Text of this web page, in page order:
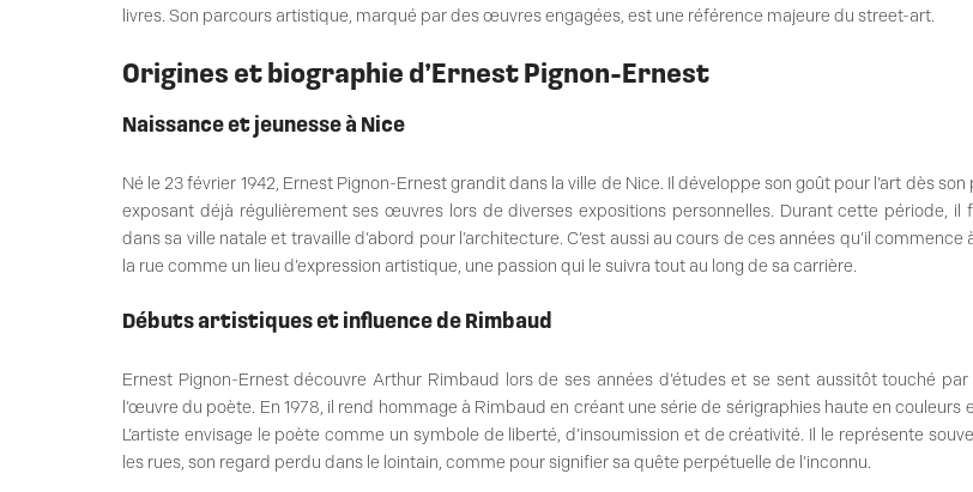
livres. Son parcours artistique, marqué par des œuvres engagées, est une référence majeure du street-art.
Origines et biographie d’Ernest Pignon-Ernest
Naissance et jeunesse à Nice
Né le 23 février 1942, Ernest Pignon-Ernest grandit dans la ville de Nice. Il développe son goût pour l’art dès son
exposant déjà régulièrement ses œuvres lors de diverses expositions personnelles. Durant cette période, il
dans sa ville natale et travaille d’abord pour l’architecture. C’est aussi au cours de ces années qu’il commence
la rue comme un lieu d’expression artistique, une passion qui le suivra tout au long de sa carrière.
Débuts artistiques et influence de Rimbaud
Ernest Pignon-Ernest découvre Arthur Rimbaud lors de ses années d’études et se sent aussitôt touché
l’œuvre du poète. En 1978, il rend hommage à Rimbaud en créant une série de sérigraphies haute en couleurs
L’artiste envisage le poète comme un symbole de liberté, d’insoumission et de créativité. Il le représente
les rues, son regard perdu dans le lointain, comme pour signifier sa quête perpétuelle de l’inconnu.